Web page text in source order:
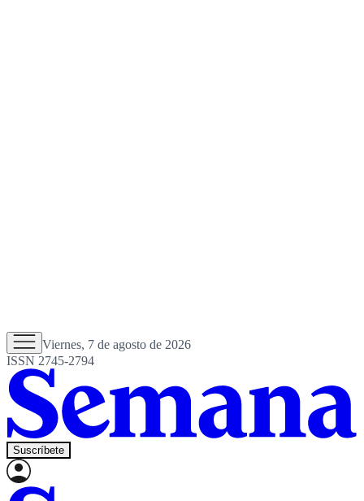
Viernes, 7 de agosto de 2026
ISSN 2745-2794
Suscríbete